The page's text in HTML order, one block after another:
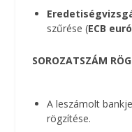
szűrése (ECB
SOROZATSZÁM
A leszámolt
rögzítése.